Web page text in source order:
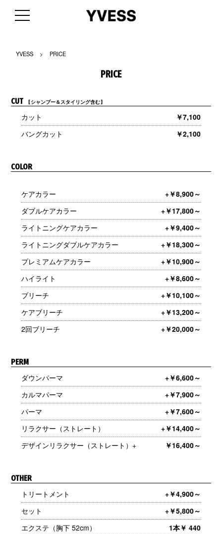
YVESS > PRICE
PRICE
CUT [ シャンプー＆スタイリング含む ]
カット
￥7,100
バングカット
￥2,100
COLOR
ケアカラー
+￥8,900～
ダブルケアカラー
+￥17,800～
ライトニングケアカラー
+￥9,400～
ライトニングダブルケアカラー
+￥18,300～
プレミアムケアカラー
+￥10,900～
ハイライト
+￥8,600～
ブリーチ
+￥10,100～
ケアブリーチ
+￥13,200～
2回ブリーチ
+￥20,000～
PERM
ダウンパーマ
+￥6,600～
カルマパーマ
+￥7,900～
パーマ
+￥7,600～
リラクサー（ストレート）
+￥14,400～
デザインリラクサー（ストレート）+
￥16,400～
OTHER
トリートメント
+￥4,900～
セット
+￥5,800～
エクステ（胸下 52cm）
1本￥ 440